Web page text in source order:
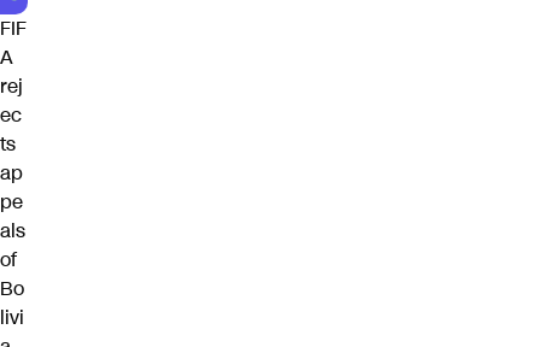
FIF
A
rej
ec
ts
ap
pe
als
of
Bo
livi